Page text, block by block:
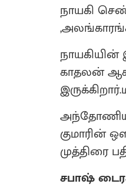
நாயகி
நாயகியின்
காதலன் ஆக
குமாரின்
முத்திரை
சபாஷ்